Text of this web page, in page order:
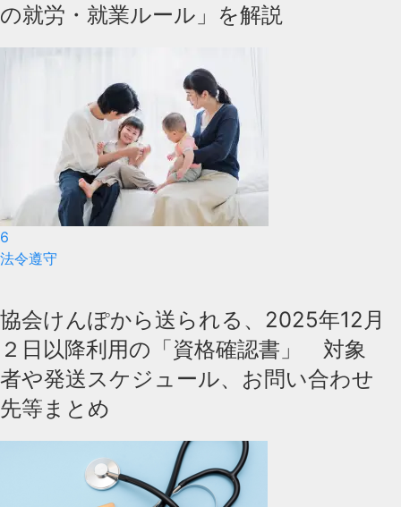
の就労・就業ルール」を解説
6
法令遵守
協会けんぽから送られる、2025年12月
２日以降利用の「資格確認書」 対象
者や発送スケジュール、お問い合わせ
先等まとめ